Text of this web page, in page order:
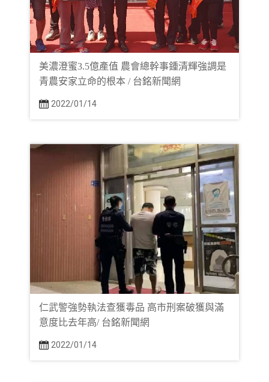
美濃澄蜜3.5億產值 農會總幹事鍾清輝強調是
青農安家立命的根本 / 台銘新聞網
2022/01/14
仁武警強勢執法查獲毒品 高市刑案破獲與滿
意度比去年高/ 台銘新聞網
2022/01/14